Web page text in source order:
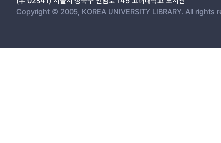
Copyright © 2005, KOREA UNIVERSITY LIBRARY. All rights